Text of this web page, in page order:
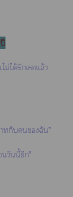
ได้รักเแล้ว
ทกับฉัน”
นวันนี้อีก”